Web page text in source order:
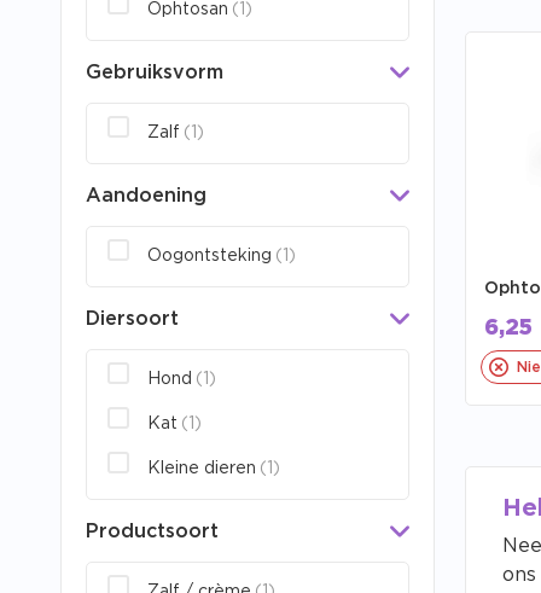
Ophtosan (1)
Gebruiksvorm
Zalf (1)
Aandoening
Oogontsteking (1)
Diersoort
Hond (1)
Kat (1)
Kleine dieren (1)
Productsoort
6,25